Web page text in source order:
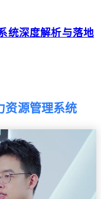
统深度解析与落地
资源管理系统